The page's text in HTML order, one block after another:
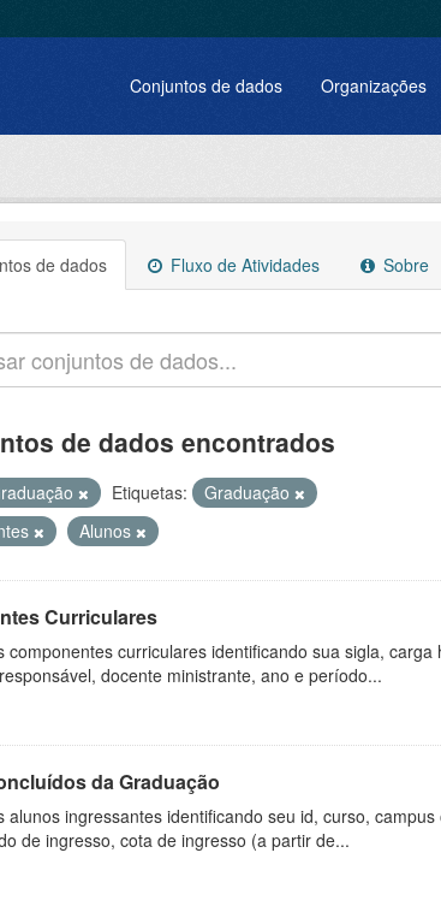
Conjuntos de dados Organizações
de dados Fluxo de Atividades Sobre
de dados encontrados
Etiquetas:
Graduação
Alunos
Curriculares
componentes curriculares identificando sua sigla,
docente ministrante, ano e período...
da Graduação
alunos ingressantes identificando seu id, curso,
de ingresso, cota de ingresso (a partir de...